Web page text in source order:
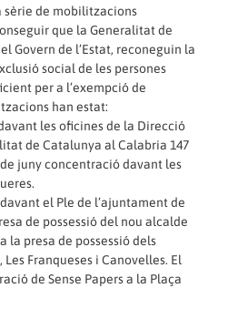
de mobilitzacions
que la Generalitat de
Govern de l’Estat, reconeguin la
social de les persones
per a l’exempció de
han estat:
les oficines de la Direcció
de Catalunya al Calabria 147
juny concentració davant les
el Ple de l’ajuntament de
de possessió del nou alcalde
la presa de possessió dels
Franqueses i Canovelles. El
de Sense Papers a la Plaça